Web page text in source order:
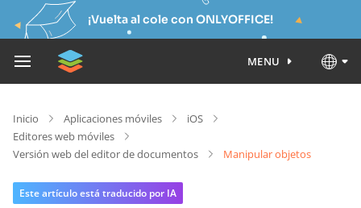
¡Vuelta al cole con ONLYOFFICE!
MENU
Inicio Aplicaciones móviles
iOS
Editores web móviles
Versión web del editor de documentos
Manipular objetos
Este artículo está traducido por IA